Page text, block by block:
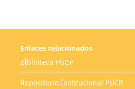
Enlaces relacionados
Biblioteca PUCP
Repositorio Institucional PUCP